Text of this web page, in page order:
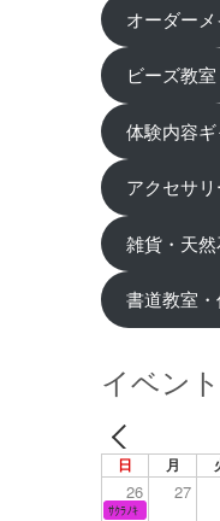
オーダー
ビーズ教室
体験内容
アクセサ
雑貨・天
書道教室
イベン
日 月
26 27
ｻｸﾗﾉｷ